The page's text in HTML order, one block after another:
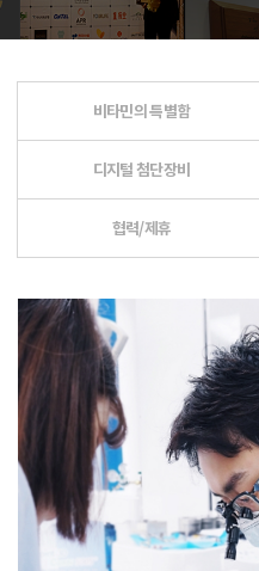
비타민의 특별함
디지털 첨단장비
협력/제휴